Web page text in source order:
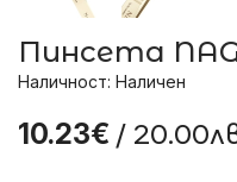
Пинсета
Наличност: Наличен
10.23€ /